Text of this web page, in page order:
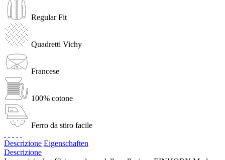
Regular Fit
Quadretti Vichy
Francese
100% cotone
Ferro da stiro facile
Descrizione Eigenschaften
Descrizione